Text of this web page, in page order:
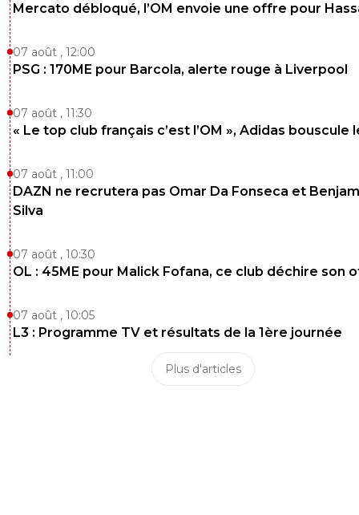
Mercato débloqué, l’OM envoie une offre pour
07 août , 12:00
PSG : 170ME pour Barcola, alerte rouge à Liverpool
07 août , 11:30
« Le top club français c’est l’OM », Adidas bouscule
07 août , 11:00
DAZN ne recrutera pas Omar Da Fonseca et
Silva
07 août , 10:30
OL : 45ME pour Malick Fofana, ce club déchire son
07 août , 10:05
L3 : Programme TV et résultats de la 1ère journée
Plus d'articles